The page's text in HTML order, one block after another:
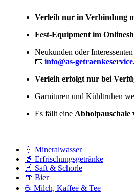
Verleih nur in Verbindung
Fest-Equipment im
Neukunden oder
📧 info@as-
Verleih erfolgt nur bei
Garnituren und Kühltruhen
Es fällt eine Abholpauschale
💧 Mineralwasser
🥤 Erfrischungsgetränke
🍎 Saft & Schorle
🍺 Bier
☕ Milch, Kaffee & Tee